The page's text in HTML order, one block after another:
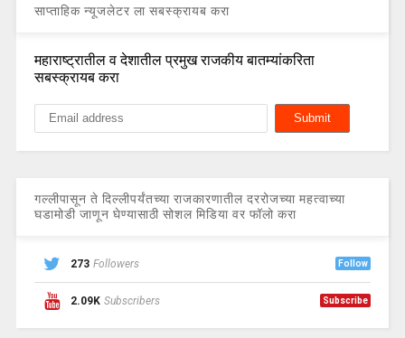
साप्ताहिक न्यूजलेटर ला सबस्क्रायब करा
महाराष्ट्रातील व देशातील प्रमुख राजकीय बातम्यांकरिता
सबस्क्रायब करा
गल्लीपासून ते दिल्लीपर्यंतच्या राजकारणातील दररोजच्या महत्वाच्या
घडामोडी जाणून घेण्यासाठी सोशल मिडिया वर फॉलो करा
273 Followers Follow
2.09K Subscribers Subscribe